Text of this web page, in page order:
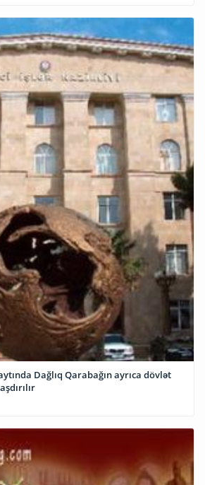
Dağlıq Qarabağın ayrıca dövlət